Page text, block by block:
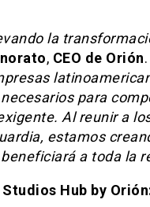
la
, CEO de Orión.
para
Al reunir a
estamos
a toda la
Hub by